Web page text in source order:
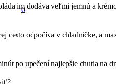
0
im dodáva veľmi jemnú a
cesto odpočíva v chladničke, a
po upečení najlepšie chutia na